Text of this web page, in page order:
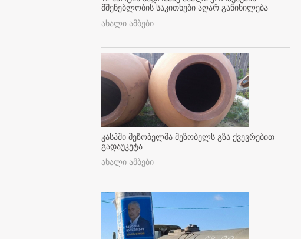
მშენებლობის საკითხები აღარ განიხილება
ახალი ამბები
კასპში მეზობელმა მეზობელს გზა ქვევრებით
გადაუკეტა
ახალი ამბები